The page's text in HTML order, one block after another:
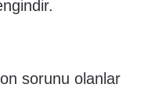
sorunu olanlar